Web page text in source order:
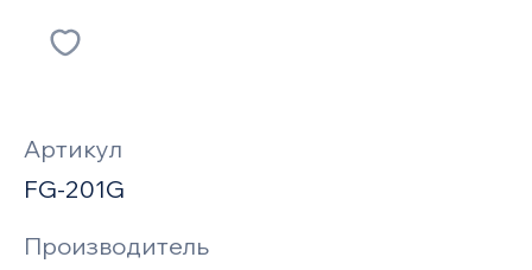
Артикул
FG-201G
Производитель